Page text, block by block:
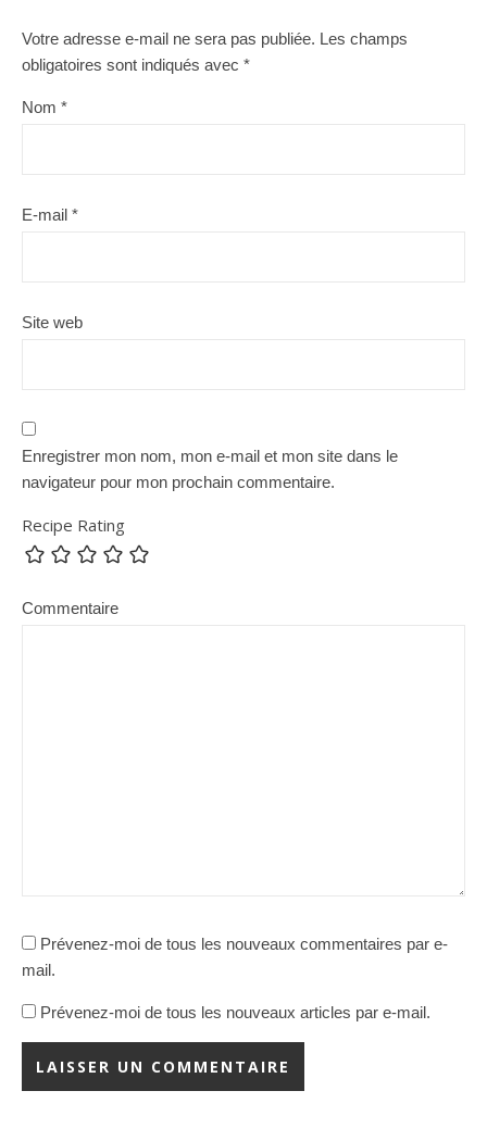
Votre adresse e-mail ne sera pas publiée. Les champs
obligatoires sont indiqués avec *
Nom *
E-mail *
Site web
Enregistrer mon nom, mon e-mail et mon site dans le
navigateur pour mon prochain commentaire.
Recipe Rating
Commentaire
Prévenez-moi de tous les nouveaux commentaires par e-
mail.
Prévenez-moi de tous les nouveaux articles par e-mail.